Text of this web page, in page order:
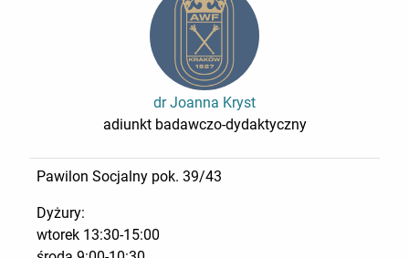
dr Joanna Kryst
adiunkt badawczo-dydaktyczny
Pawilon Socjalny pok. 39/43
Dyżury:
wtorek 13:30-15:00